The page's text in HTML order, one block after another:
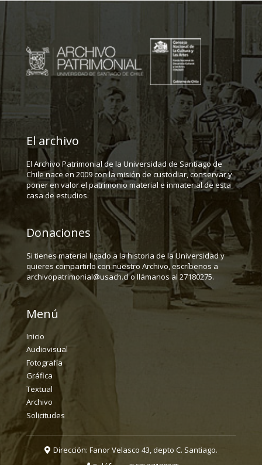
El archivo
El Archivo Patrimonial de la Universidad de Santiago de
Chile nace en 2009 con la misión de custodiar, conservar y
poner en valor el patrimonio material e inmaterial de esta
casa de estudios.
Donaciones
Si tienes material ligado a la historia de la Universidad y
quieres compartirlo con nuestro Archivo, escríbenos a
archivopatrimonial@usach.cl o llámanos al 27180275.
Menú
Inicio
Audiovisual
Fotografía
Gráfica
Textual
Archivo
Solicitudes
Dirección: Fanor Velasco 43, depto C. Santiago.